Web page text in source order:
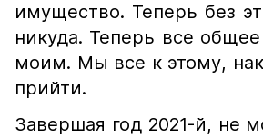
имущество. Теперь без
никуда. Теперь все
моим. Мы все к этому,
прийти.
Завершая год 2021-й, не